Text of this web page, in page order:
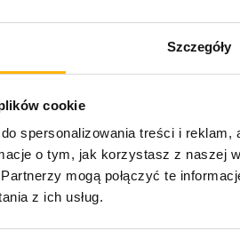
Szczegóły
cookie
spersonalizowania treści i reklam,
o tym, jak korzystasz z naszej
mogą połączyć te
z ich usług.
10,39 $
Karibow -
(2CD)